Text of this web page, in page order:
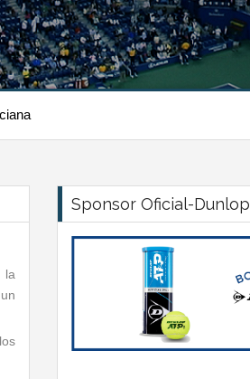
la
Sponsor Oficial-Dunlop